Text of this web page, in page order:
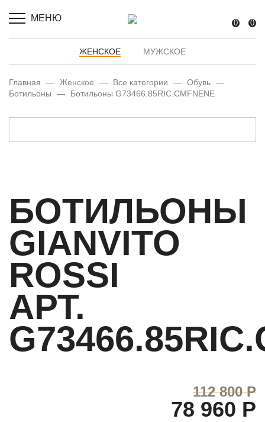
МЕНЮ 0 0
ЖЕНСКОЕ МУЖСКОЕ
Главная — Женское — Все категории — Обувь —
Ботильоны
— Ботильоны G73466.85RIC.CMFNENE
БОТИЛЬОНЫ
GIANVITO
ROSSI
АРТ.
112 800 Р
78 960 Р